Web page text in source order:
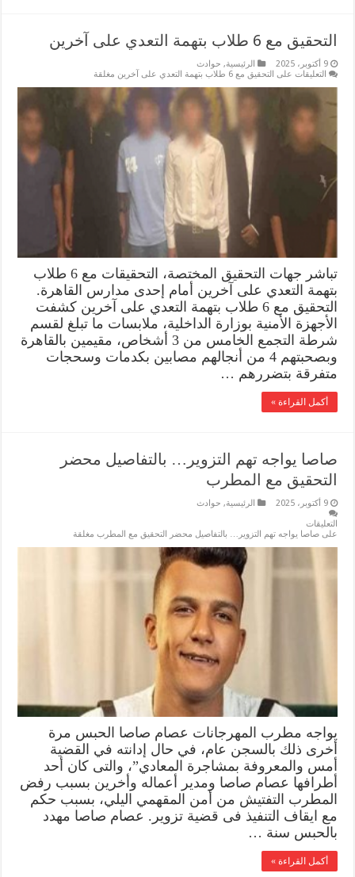
التحقيق مع 6 طلاب بتهمة التعدي على آخرين
9 أكتوبر، 2025 الرئيسية, حوادث
التعليقات على التحقيق مع 6 طلاب بتهمة التعدي على آخرين مغلقة
تباشر جهات التحقيق المختصة، التحقيقات مع 6 طلاب
بتهمة التعدي على آخرين أمام إحدى مدارس القاهرة.
التحقيق مع 6 طلاب بتهمة التعدي على آخرين كشفت
الأجهزة الأمنية بوزارة الداخلية، ملابسات ما تبلغ لقسم
شرطة التجمع الخامس من 3 أشخاص، مقيمين بالقاهرة
وبصحبتهم 4 من أنجالهم مصابين بكدمات وسحجات
متفرقة بتضررهم …
أكمل القراءة »
صاصا يواجه تهم التزوير… بالتفاصيل محضر
التحقيق مع المطرب
9 أكتوبر، 2025 الرئيسية, حوادث
التعليقات
على صاصا يواجه تهم التزوير… بالتفاصيل محضر التحقيق مع المطرب مغلقة
يواجه مطرب المهرجانات عصام صاصا الحبس مرة
أخرى ذلك بالسجن عام، في حال إدانته في القضية
أمس والمعروفة بمشاجرة المعادي”، والتى كان أحد
أطرافها عصام صاصا ومدير أعماله وأخرين بسبب رفض
المطرب التفتيش من أمن المقهمي اليلي، بسبب حكم
مع ايقاف التنفيذ فى قضية تزوير. عصام صاصا مهدد
بالحبس سنة …
أكمل القراءة »